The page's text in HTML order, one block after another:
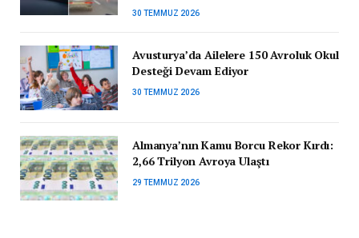
30 TEMMUZ 2026
Avusturya’da Ailelere 150 Avroluk Okul
Desteği Devam Ediyor
30 TEMMUZ 2026
Almanya’nın Kamu Borcu Rekor Kırdı:
2,66 Trilyon Avroya Ulaştı
29 TEMMUZ 2026